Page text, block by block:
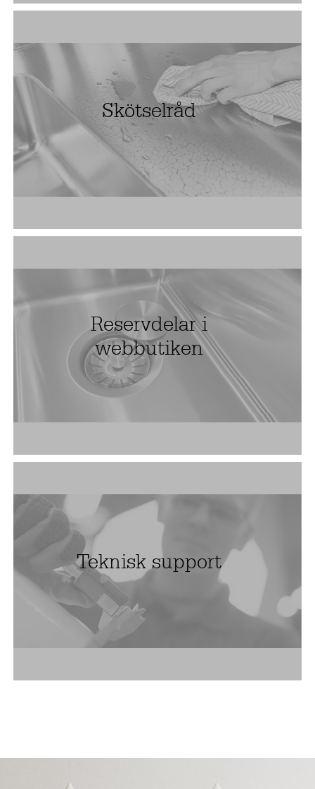
Skötselråd
Reservdelar i
webbutiken
Teknisk support